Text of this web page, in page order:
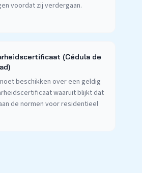
voordat zij verdergaan.
(Cédula de
beschikken over een geldig
waaruit blijkt dat
de normen voor residentieel